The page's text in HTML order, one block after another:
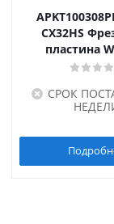
CX32HS
пластина
СРОК